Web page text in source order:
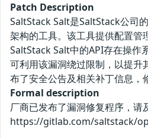
Patch Description
SaltStack Salt是SaltStack公司
架构的工具。该工具提供配置管
SaltStack Salt中的API存在操作
可利用该漏洞绕过限制，以提升
布了安全公告及相关补丁信息，
Formal description
厂商已发布了漏洞修复程序，请
https://gitlab.com/saltstack/